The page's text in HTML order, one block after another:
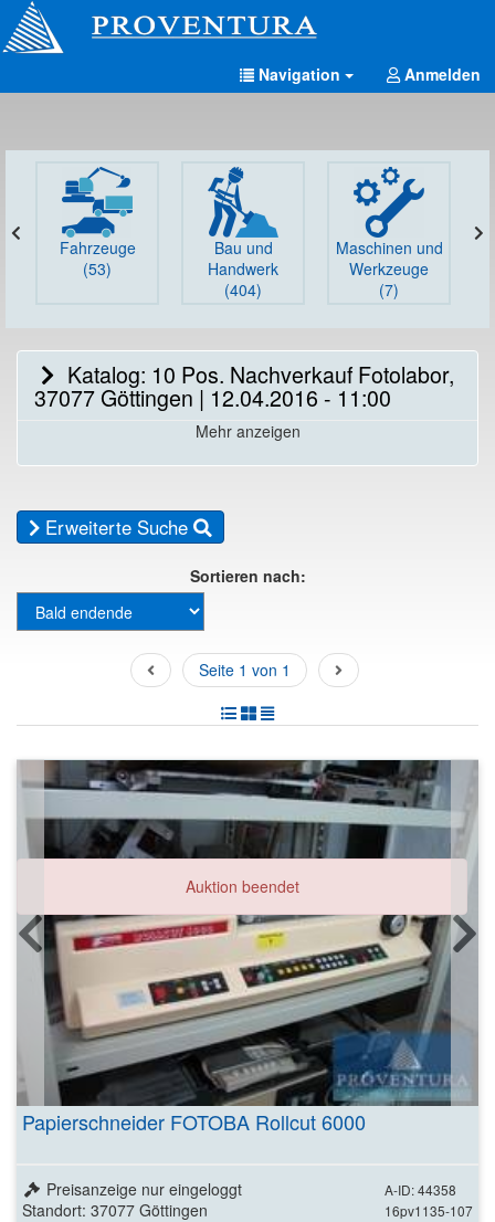
Navigation Anmelden
Fahrzeuge
(53)
Bau und
Handwerk
(404)
Maschinen und
Werkzeuge
(7)
Katalog: 10 Pos. Nachverkauf Fotolabor,
37077 Göttingen | 12.04.2016 - 11:00
Mehr anzeigen
Erweiterte Suche
Sortieren nach:
Seite 1 von 1
Auktion beendet
Papierschneider FOTOBA Rollcut 6000
A-ID: 44358
16pv1135-107
Preisanzeige nur eingeloggt
Standort: 37077 Göttingen